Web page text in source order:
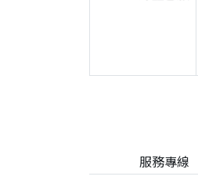
服務專線